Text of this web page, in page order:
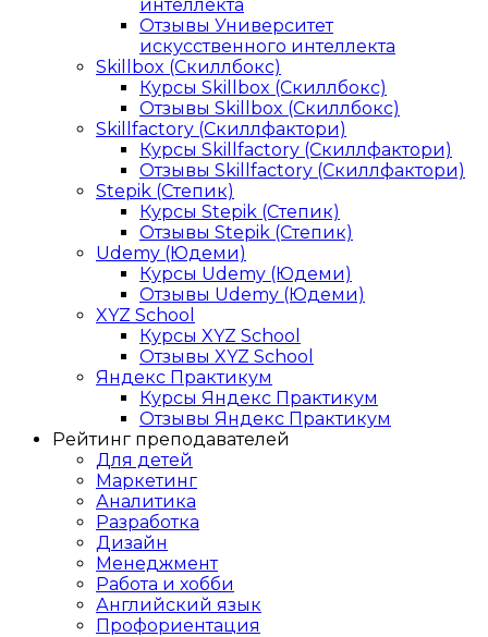
интеллекта
Отзывы Университет
искусственного интеллекта
Skillbox (Скиллбокс)
Курсы Skillbox (Скиллбокс)
Отзывы Skillbox (Скиллбокс)
Skillfactory (Скиллфактори)
Курсы Skillfactory (Скиллфактори)
Отзывы Skillfactory (Скиллфактори)
Stepik (Степик)
Курсы Stepik (Степик)
Отзывы Stepik (Степик)
Udemy (Юдеми)
Курсы Udemy (Юдеми)
Отзывы Udemy (Юдеми)
XYZ School
Курсы XYZ School
Отзывы XYZ School
Яндекс Практикум
Курсы Яндекс Практикум
Отзывы Яндекс Практикум
Рейтинг преподавателей
Для детей
Маркетинг
Аналитика
Разработка
Дизайн
Менеджмент
Работа и хобби
Английский язык
Профориентация